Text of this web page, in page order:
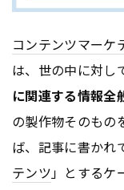
コンテンツマーケ
は、世の中に対し
に関連する情報全
の製作物そのもの
ば、記事に書かれ
テンツ」とするケ